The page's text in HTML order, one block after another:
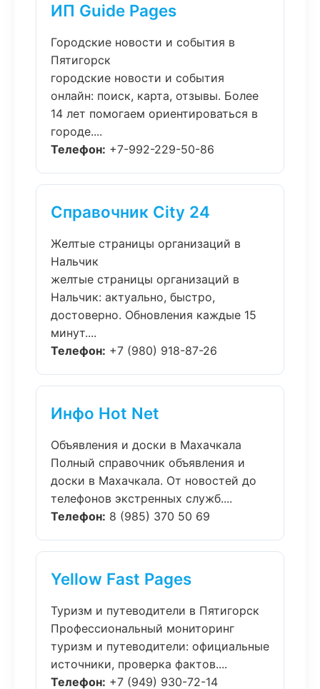
ИП Guide Pages
Городские новости и события в
Пятигорск
городские новости и события
онлайн: поиск, карта, отзывы. Более
14 лет помогаем ориентироваться в
городе....
Телефон: +7-992-229-50-86
Справочник City 24
Желтые страницы организаций в
Нальчик
желтые страницы организаций в
Нальчик: актуально, быстро,
достоверно. Обновления каждые 15
минут....
Телефон: +7 (980) 918-87-26
Инфо Hot Net
Объявления и доски в Махачкала
Полный справочник объявления и
доски в Махачкала. От новостей до
телефонов экстренных служб....
Телефон: 8 (985) 370 50 69
Yellow Fast Pages
Туризм и путеводители в Пятигорск
Профессиональный мониторинг
туризм и путеводители: официальные
источники, проверка фактов....
Телефон: +7 (949) 930-72-14